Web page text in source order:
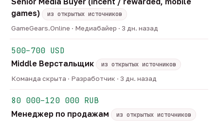
games)
из открытых источников
GameGears.Online · Медиабайер · 3 дн. назад
500–700 USD
Middle Верстальщик
из открытых источников
Команда скрыта · Разработчик · 3 дн. назад
80 000–120 000 RUB
Менеджер по продажам
из открытых источников